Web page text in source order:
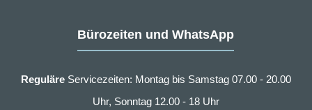
Bürozeiten und WhatsApp
ReguläreServicezeiten: Montag bis Samstag 07.00 - 20.00
Uhr, Sonntag 12.00 - 18 Uhr